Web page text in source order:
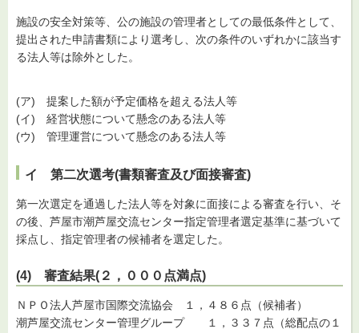
施設の安全対策等、公の施設の管理者としての最低条件として、
提出された申請書類により選考し、次の条件のいずれかに該当す
る法人等は除外とした。
(ア) 提案した額が予定価格を超える法人等
(イ) 経営状態について懸念のある法人等
(ウ) 管理運営について懸念のある法人等
イ 第二次選考(書類審査及び面接審査)
第一次選定を通過した法人等を対象に面接による審査を行い、そ
の後、芦屋市潮芦屋交流センター指定管理者選定基準に基づいて
採点し、指定管理者の候補者を選定した。
(4) 審査結果(２，０００点満点)
ＮＰＯ法人芦屋市国際交流協会 １，４８６点（候補者）
潮芦屋交流センター管理グループ １，３３７点（総配点の１